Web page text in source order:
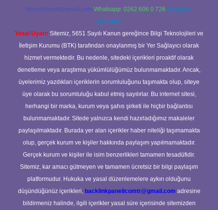
forumhizmeti@gmail.com Whatsapp: 0262 606 0 726 Telegram:
@karabul
Yasal Uyarı: Sitemiz, 5651 Sayılı Kanun gereğince Bilgi Teknolojileri ve
İletişim Kurumu (BTK) tarafından onaylanmış bir Yer Sağlayıcı olarak
hizmet vermektedir. Bu nedenle, sitedeki içerikleri proaktif olarak
denetleme veya araştırma yükümlülüğümüz bulunmamaktadır. Ancak,
üyelerimiz yazdıkları içeriklerin sorumluluğunu taşımakta olup, siteye
üye olarak bu sorumluluğu kabul etmiş sayılırlar. Bu internet sitesi,
herhangi bir marka, kurum veya şahıs şirketi ile hiçbir bağlantısı
bulunmamaktadır. Sitede yalnızca kendi hazırladığımız makaleler
paylaşılmaktadır. Burada yer alan içerikler haber niteliği taşımamakta
olup, gerçek kurum ve kişiler hakkında paylaşım yapılmamaktadır.
Gerçek kurum ve kişiler ile isim benzerlikleri tamamen tesadüfidir.
Sitemiz, kar amacı gütmeyen ve tamamen ücretsiz bir bilgi paylaşım
platformudur. Hukuka ve yasal düzenlemelere aykırı olduğunu
düşündüğünüz içerikleri, backlinkpanelicomtr@gmail.com adresine
bildirmeniz halinde, ilgili içerikler yasal süre içerisinde sitemizden